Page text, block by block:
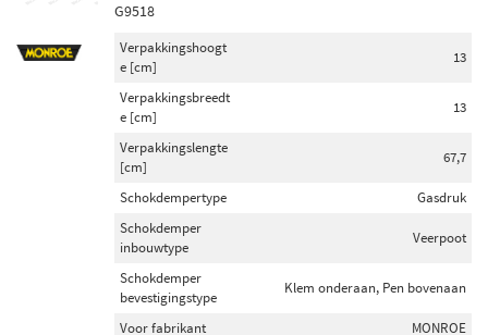
G9518
Verpakkingshoogt
e [cm]
13
Verpakkingsbreedt
e [cm]
13
Verpakkingslengte
[cm]
67,7
Schokdempertype
Gasdruk
Schokdemper
inbouwtype
Veerpoot
Schokdemper
bevestigingstype
Klem onderaan, Pen bovenaan
Voor fabrikant
MONROE